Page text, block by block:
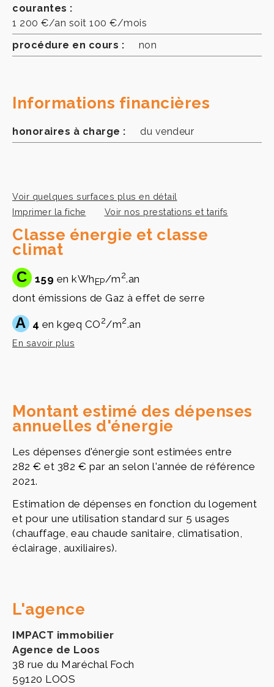
courantes :
1 200 €/an soit 100 €/mois
procédure en cours :
non
Informations financières
honoraires à charge : du vendeur
Voir quelques surfaces plus en détail
Imprimer la fiche
Voir nos prestations et tarifs
Classe énergie et classe
climat
C 159 en kWh EP/m2.an
dont émissions de Gaz à effet de serre
A 4 en kgeq CO2/m2.an
En savoir plus
Montant estimé des dépenses
annuelles d'énergie
Les dépenses d'énergie sont estimées entre
282 € et 382 € par an selon l'année de référence
2021.
Estimation de dépenses en fonction du logement
et pour une utilisation standard sur 5 usages
(chauffage, eau chaude sanitaire, climatisation,
éclairage, auxiliaires).
L'agence
IMPACT immobilier
Agence de Loos
38 rue du Maréchal Foch
59120 LOOS